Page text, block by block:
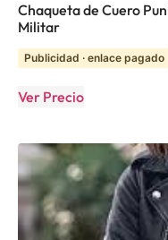
Chaqueta de Cuero
Militar
Publicidad · enlace pagado
Ver Precio